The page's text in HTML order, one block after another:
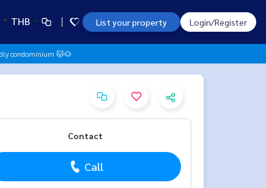
THB List your property Login/Register
condominium 🐱🐶
Contact
Call